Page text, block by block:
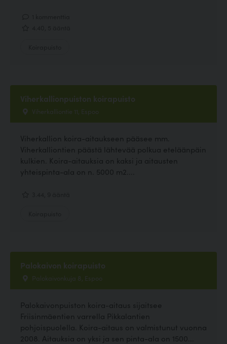
Viherkallionpuiston koirapuisto
Viherkalliontie 11, Espoo
Viherkallion koira-aitaukseen pääsee mm.
Viherkalliontien päästä lähtevää polkua eteläänpäin
kulkien. Koira-aitauksia on kaksi ja aitausten
yhteispinta-ala on n. 5000 m2....
Palokaivon koirapuisto
Palokaivonkuja 8, Espoo
Palokaivonpuiston koira-aitaus sijaitsee
Friisinmäentien varrella Pikkalantien
pohjoispuolella. Koira-aitaus on valmistunut vuonna
2008. Aitauksia on yksi ja sen pinta-ala on 1500...